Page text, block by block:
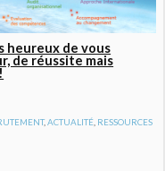
heureux de vous
de réussite mais
,ACTUALITÉ, RESSOURCES